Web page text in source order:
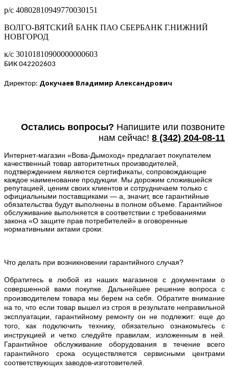
р/с 40802810949770030151
ВОЛГО-ВЯТСКИЙ БАНК ПАО СБЕРБАНК Г.НИЖНИЙ
НОВГОРОД
к/с 30101810900000000603
БИК 042202603
Директор: Докучаев Владимир Александрович
Остались вопросы? Напишите или позвоните
нам сейчас! 8 (342) 204-08-11
Интернет-магазин «Вова-Дымоход» предлагает покупателем
качественный товар авторитетных производителей,
подтверждением являются сертификаты, сопровождающие
каждое наименование продукции. Мы дорожим сложившейся
репутацией, ценим своих клиентов и сотрудничаем только с
официальными поставщиками — а, значит, все гарантийные
обязательства будут выполнены в полном объеме. Гарантийное
обслуживание выполняется в соответствии с требованиями
закона «О защите прав потребителей» в оговоренные
нормативными актами сроки.
Что делать при возникновении гарантийного случая?
Обратитесь в любой из наших магазинов с документами о
совершенной вами покупке. Дальнейшее решение вопроса с
производителем товара мы берем на себя. Обратите внимание
на то, что если товар вышел из строя в результате неправильной
эксплуатации, гарантийному ремонту он не подлежит: еще до
того, как подключить технику, обязательно ознакомьтесь с
инструкцией и четко следуйте правилам, изложенным в ней.
Гарантийное обслуживание оборудования в течение всего
гарантийного срока осуществляется сервисными центрами
соответствующих заводов-изготовителей.